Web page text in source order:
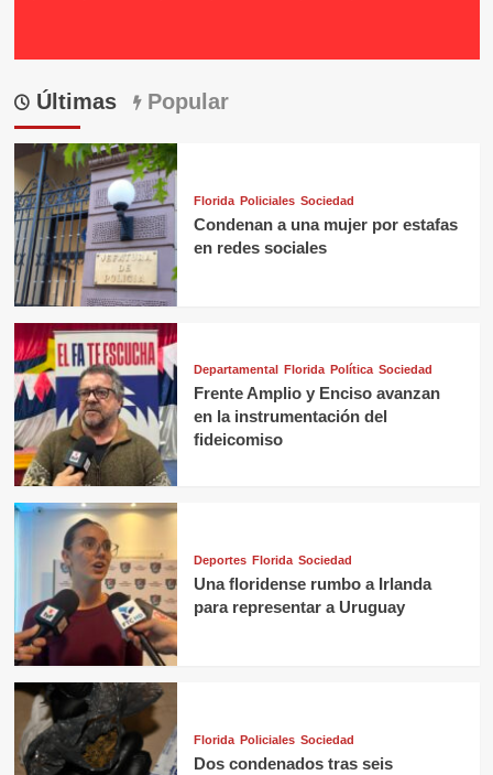
Últimas Popular
Florida Policiales Sociedad
Condenan a una mujer por estafas
en redes sociales
Departamental Florida Política Sociedad
Frente Amplio y Enciso avanzan
en la instrumentación del
fideicomiso
Deportes Florida Sociedad
Una floridense rumbo a Irlanda
para representar a Uruguay
Florida Policiales Sociedad
Dos condenados tras seis